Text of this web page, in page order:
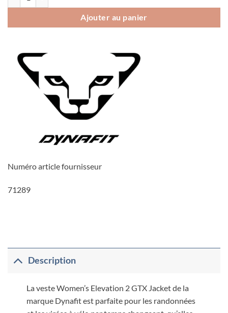
Ajouter au panier
Numéro article fournisseur
71289
Description
La veste Women’s Elevation 2 GTX Jacket de la
marque Dynafit est parfaite pour les randonnées